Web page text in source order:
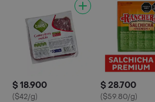
$ 18.900
($42/g)
$ 28.700
($59.80/g)